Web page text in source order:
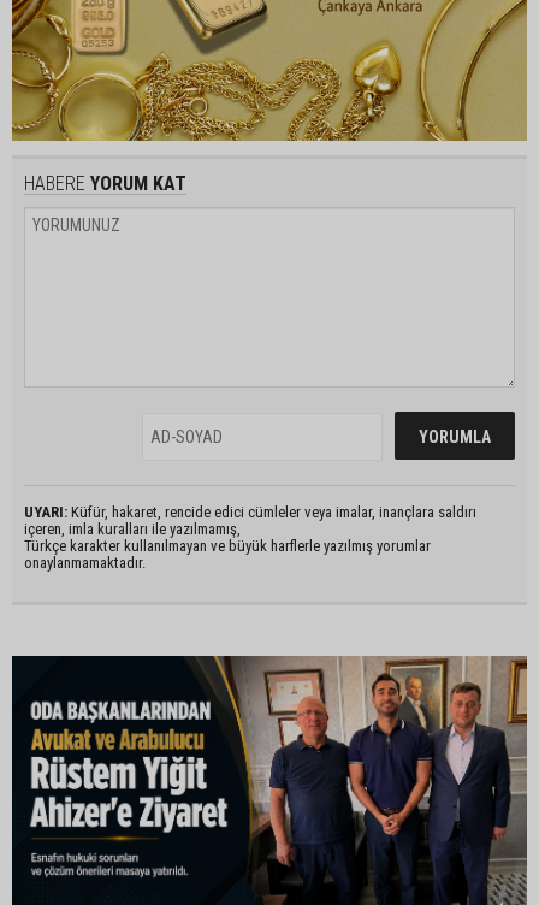
HABERE YORUM KAT
UYARI: Küfür, hakaret, rencide edici cümleler veya imalar, inançlara saldırı
içeren, imla kuralları ile yazılmamış,
Türkçe karakter kullanılmayan ve büyük harflerle yazılmış yorumlar
onaylanmamaktadır.